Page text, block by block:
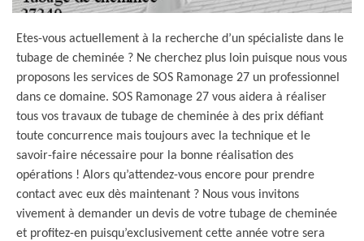
Etes-vous actuellement à la recherche d’un spécialiste dans le
tubage de cheminée ? Ne cherchez plus loin puisque nous vous
proposons les services de SOS Ramonage 27 un professionnel
dans ce domaine. SOS Ramonage 27 vous aidera à réaliser
tous vos travaux de tubage de cheminée à des prix défiant
toute concurrence mais toujours avec la technique et le
savoir-faire nécessaire pour la bonne réalisation des
opérations ! Alors qu’attendez-vous encore pour prendre
contact avec eux dès maintenant ? Nous vous invitons
vivement à demander un devis de votre tubage de cheminée
et profitez-en puisqu’exclusivement cette année votre sera